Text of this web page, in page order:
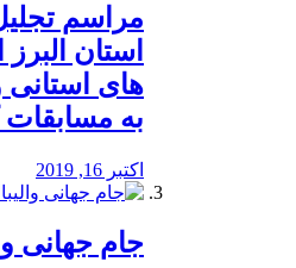
مراسم
استان
های استانی
به
اکتبر 16, 2019
جام جهانی